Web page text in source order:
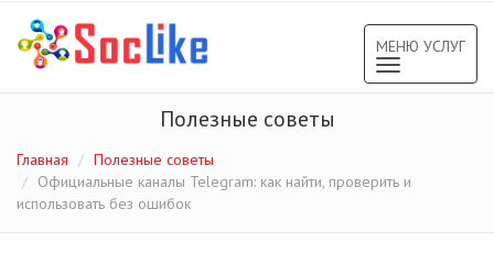
МЕНЮ УСЛУГ
navigation
Полезные советы
Главная
Полезные советы
Официальные каналы Telegram: как найти, проверить и
использовать без ошибок